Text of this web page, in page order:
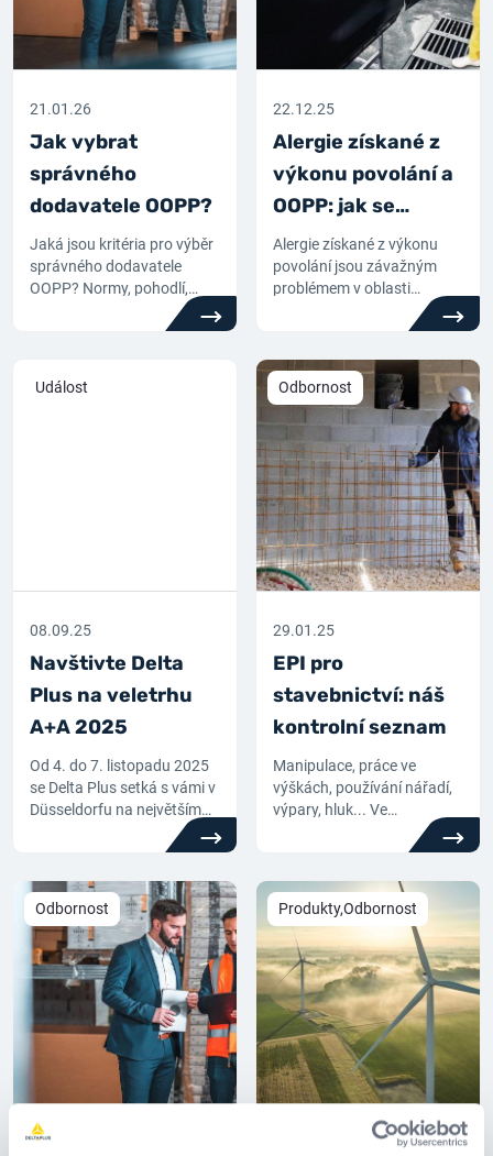
21.01.26
Jak vybrat
správného
dodavatele OOPP?
Jaká jsou kritéria pro výběr
správného dodavatele
OOPP? Normy, pohodlí,
blízkost... Náš odborník
22.12.25
Alergie získané z
výkonu povolání a
OOPP: jak se
chránit
Alergie získané z výkonu
povolání jsou závažným
problémem v oblasti
bezpečnosti a ochrany
zdraví při práci: OOPP jsou
postižených pracovníků.
Společnost Delta Plus vyvíjí
řešení na míru, která
kombinují ochranu a
pohodlí.
Událost
08.09.25
Navštivte Delta
Plus na veletrhu
A+A 2025
Od 4. do 7. listopadu 2025
se Delta Plus setká s vámi v
Düsseldorfu na největším
mezinárodním veletrhu
věnovaném bezpečnosti
Odbornost
29.01.25
EPI pro
stavebnictví: náš
kontrolní seznam
Manipulace, práce ve
výškách, používání nářadí,
výpary, hluk... Ve
stavebnictví je nezbytné
používat osobní ochranné
jsou přizpůsobeny různým
rizikům na staveništi.
Odbornost Produkty,Odbornost